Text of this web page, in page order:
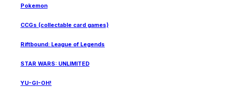
Pokemon
CCGs (collectable card games)
Riftbound: League of Legends
STAR WARS: UNLIMITED
YU-GI-OH!